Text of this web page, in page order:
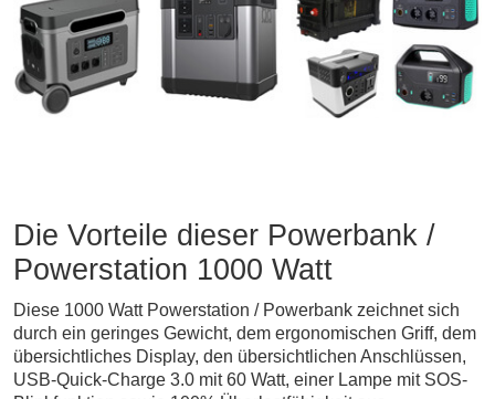
Die Vorteile dieser Powerbank /
Powerstation 1000 Watt
Diese 1000 Watt Powerstation / Powerbank zeichnet sich
durch ein geringes Gewicht, dem ergonomischen Griff, dem
übersichtliches Display, den übersichtlichen Anschlüssen,
USB-Quick-Charge 3.0 mit 60 Watt, einer Lampe mit SOS-